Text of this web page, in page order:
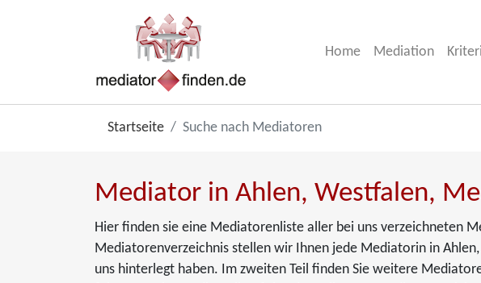
Home Mediation
Startseite Suche nach Mediatoren
Mediator in Ahlen, Westfalen,
Hier finden sie eine Mediatorenliste aller bei uns verzeichneten
Mediatorenverzeichnis stellen wir Ihnen jede Mediatorin in
uns hinterlegt haben. Im zweiten Teil finden Sie weitere